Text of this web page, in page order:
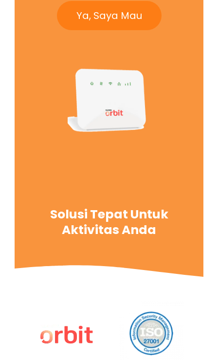
Ya, Saya Mau
Solusi Tepat Untuk
Aktivitas Anda